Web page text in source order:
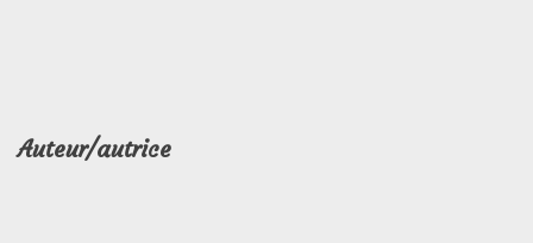
Auteur/autrice